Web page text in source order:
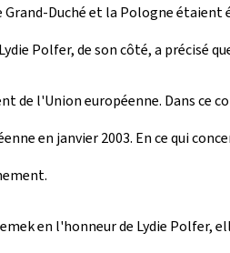
Duché et la Pologne
Polfer, de son côté, a précisé
de l'Union européenne. Dans
en janvier 2003. En ce qui
en l'honneur de Lydie Polfer,